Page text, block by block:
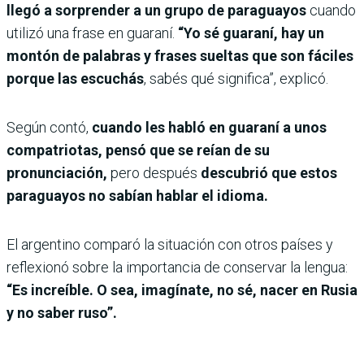
llegó a sorprender a un grupo de paraguayos cuando
utilizó una frase en guaraní. “Yo sé guaraní, hay un
montón de palabras y frases sueltas que son fáciles
porque las escuchás, sabés qué significa”, explicó.
Según contó, cuando les habló en guaraní a unos
compatriotas, pensó que se reían de su
pronunciación, pero después descubrió que estos
paraguayos no sabían hablar el idioma.
El argentino comparó la situación con otros países y
reflexionó sobre la importancia de conservar la lengua:
“Es increíble. O sea, imagínate, no sé, nacer en Rusia
y no saber ruso”.